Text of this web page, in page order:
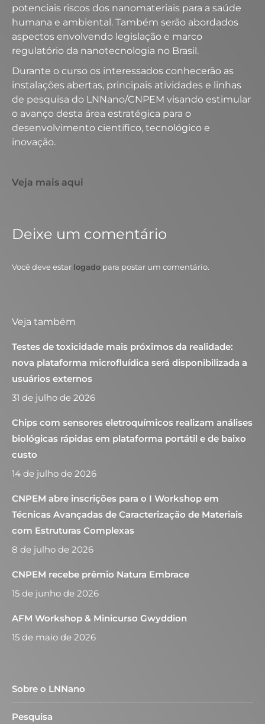
potenciais riscos dos nanomateriais para a saúde
humana e ambiental. Também serão abordados
aspectos envolvendo legislação e marco
regulatório da nanotecnologia no Brasil.
Durante o curso os interessados conhecerão as
instalações abertas, principais atividades e linhas
de pesquisa do LNNano/CNPEM visando estimular
o avanço desta área estratégica para o
desenvolvimento científico, tecnológico e
inovação.
Veja mais aqui
Deixe um comentário
Você deve estar logado para postar um comentário.
Veja também
Testes de toxicidade mais próximos da realidade:
nova plataforma microfluídica será disponibilizada a
usuários externos
31 de julho de 2026
Chips com sensores eletroquímicos realizam análises
biológicas rápidas em plataforma portátil e de baixo
custo
14 de julho de 2026
CNPEM abre inscrições para o I Workshop em
Técnicas Avançadas de Caracterização de Materiais
com Estruturas Complexas
8 de julho de 2026
CNPEM recebe prêmio Natura Embrace
15 de junho de 2026
AFM Workshop & Minicurso Gwyddion
15 de maio de 2026
Sobre o LNNano
Pesquisa